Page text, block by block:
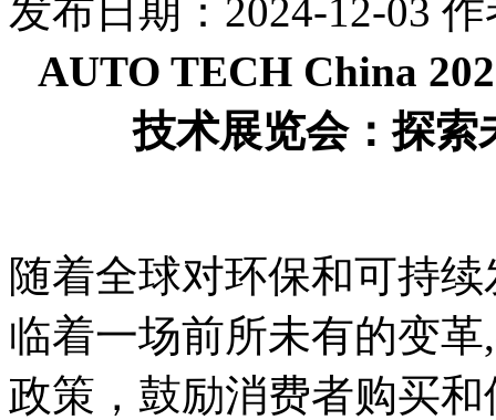
发布日期：2024-12-03 作
AUTO TECH China
技术展览会：探索
随着全球对环保和可持
临着一场前所未有的变
政策，鼓励消费者购买